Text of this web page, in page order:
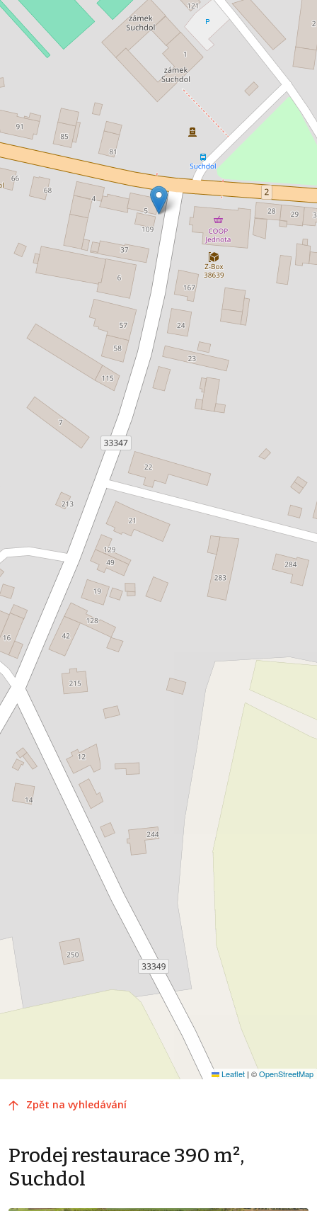
Leaflet | ©OpenStreetMap
Zpět na vyhledávání
Prodej restaurace 390 m²,
Suchdol